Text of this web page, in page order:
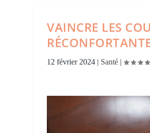
VAINCRE LES
12 février 2024 | Santé |